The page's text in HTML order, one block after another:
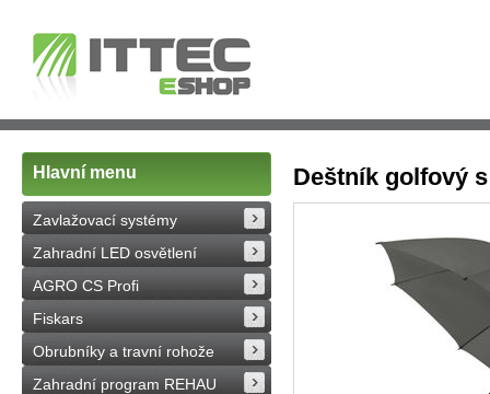
Hlavní menu
Zavlažovací systémy
Zahradní LED osvětlení
AGRO CS Profi
Fiskars
Obrubníky a travní rohože
Zahradní program REHAU
Deštník golfový